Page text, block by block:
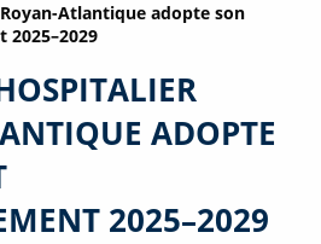
Atlantique adopte son
2025–2029
ADOPTE
2025–2029